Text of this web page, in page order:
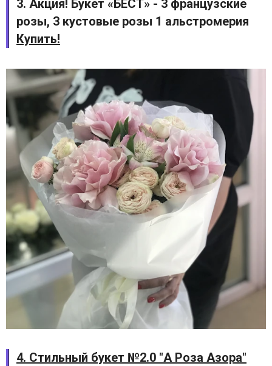
3. Акция! Букет «БЕСТ» - 3 французские
розы, 3 кустовые розы 1 альстромерия
Купить!
4. Стильный букет №2.0 "А Роза Азора"